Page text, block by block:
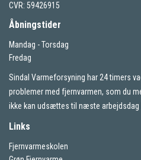
CVR: 59426915
Åbningstider
Mandag - Torsdag
Fredag
Sindal Varmeforsyning har 24 timers
problemer med fjernvarmen, som du
ikke kan udsættes til næste arbejdsdag
Links
Fjernvarmeskolen